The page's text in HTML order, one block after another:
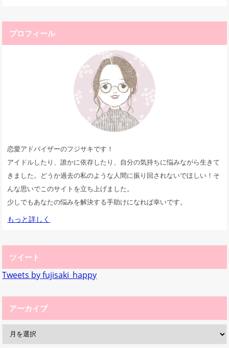
プロフィール
恋愛アドバイザーのフジサキです！
アイドルしたり、誰かに依存したり、自分の気持ちに悩みながら生きて
きました。どうか過去の私のような人間に振り回されないでほしい！そ
んな思いでこのサイトを立ち上げました。
少しでもあなたの悩みを解決する手助けになれば幸いです。
もっと詳しく
ツイート
Tweets by fujisaki_happy
アーカイブ